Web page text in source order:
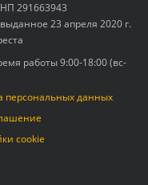
291663943
23 апреля 2020 г.
работы 9:00-18:00 (вс-
персональных данных
cookie